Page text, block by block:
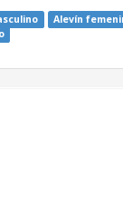
Alevín